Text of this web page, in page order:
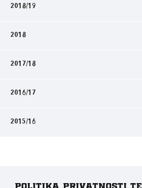
2018/19
2018
2017/18
2016/17
2015/16